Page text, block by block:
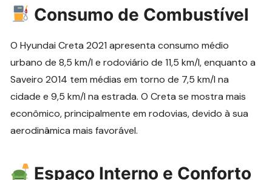
Consumo de Combustível
O Hyundai Creta 2021 apresenta consumo médio
urbano de 8,5 km/l e rodoviário de 11,5 km/l, enquanto a
Saveiro 2014 tem médias em torno de 7,5 km/l na
cidade e 9,5 km/l na estrada. O Creta se mostra mais
econômico, principalmente em rodovias, devido à sua
aerodinâmica mais favorável.
Espaço Interno e Conforto